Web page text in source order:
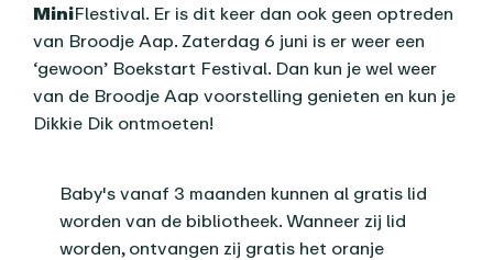
MiniFlestival. Er is dit keer dan ook geen optreden
van Broodje Aap. Zaterdag 6 juni is er weer een
‘gewoon’ Boekstart Festival. Dan kun je wel weer
van de Broodje Aap voorstelling genieten en kun je
Dikkie Dik ontmoeten!
Baby's vanaf 3 maanden kunnen al gratis lid
worden van de bibliotheek. Wanneer zij lid
worden, ontvangen zij gratis het oranje